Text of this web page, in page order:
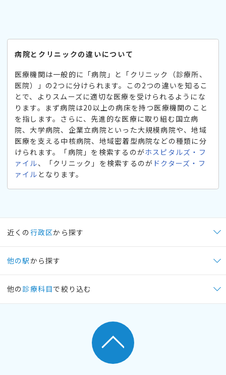
病院とクリニックの違いについて
医療機関は一般的に「病院」と「クリニック（診療所、
医院）」の2つに分けられます。この2つの違いを知るこ
とで、よりスムーズに適切な医療を受けられるようにな
ります。まず病院は20以上の病床を持つ医療機関のこと
を指します。さらに、先進的な医療に取り組む国立病
院、大学病院、企業立病院といった大規模病院や、地域
医療を支える中核病院、地域密着型病院などの種類に分
けられます。「病院」を検索するのがホスピタルズ・フ
ァイル、「クリニック」を検索するのが ドクターズ・フ
ァイル となります。
近くの 行政区から探す
他の駅から探す
他の 診療科目で絞り込む